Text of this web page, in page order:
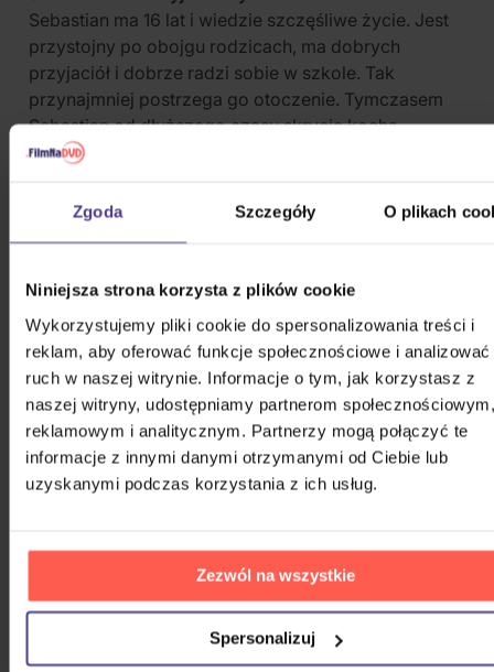
Zgoda Szczegóły O plikach
Niniejsza strona korzysta z plików cookie
Wykorzystujemy pliki cookie do spersonalizowania treści i
reklam, aby oferować funkcje społecznościowe i analizować
ruch w naszej witrynie. Informacje o tym, jak korzystasz z
naszej witryny, udostępniamy partnerom społecznościowym,
reklamowym i analitycznym. Partnerzy mogą połączyć te
informacje z innymi danymi otrzymanymi od Ciebie lub
uzyskanymi podczas korzystania z ich usług.
Zezwól na wszystkie
Spersonalizuj
Sebastian ma 16 lat i wiedzie szczęśliwe życie. Jest
przystojny po obojgu rodzicach, ma dobrych
przyjaciół i dobrze radzi sobie w szkole. Tak
przynajmniej postrzega go otoczenie. Tymczasem
Sebastian od dłuższego czasu skrycie kocha
swojego najlepszego przyjaciela Ulfa. Pewnego dnia
jednak go odrzuca, co pogrąża Sebastiana w
rozmowie z dziewczyną, która również jest
przyjaciółmi. Otoczenie przyjmuje Sebastiana
życzliwie, a on odnajduje nową równowagę i
nadzieję.
PODOBNE PRODUKTY
Że ten głos przypadł wam do gustu? Nie dziwimy się.